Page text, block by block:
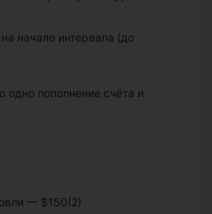
начало интервала (до
пополнение счёта и
— $150(2)